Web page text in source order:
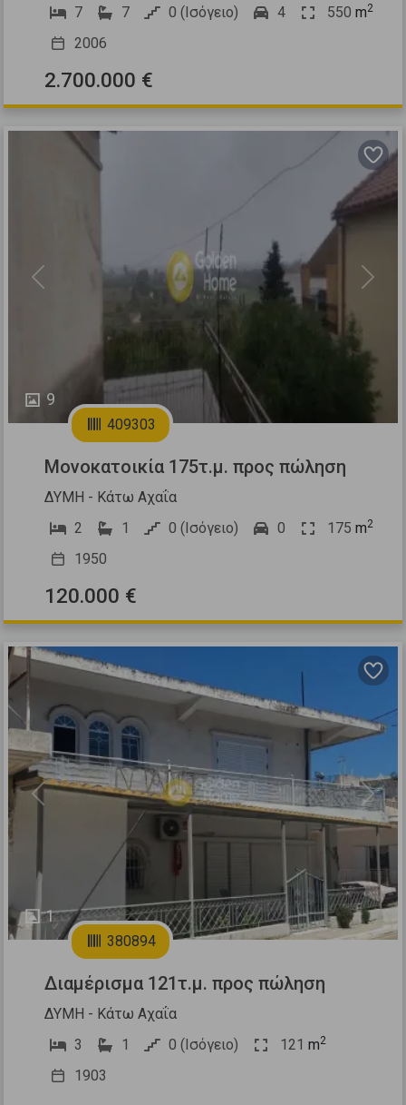
7
7 0 (Ισόγειο) 4 550 m2
2006
2.700.000 €
9
Previous Next
409303
Μονοκατοικία 175τ.μ. προς πώληση
ΔΥΜΗ - Κάτω Αχαΐα
2
1 0 (Ισόγειο) 0 175 m2
1950
120.000 €
1
Previous Next
380894
Διαμέρισμα 121τ.μ. προς πώληση
ΔΥΜΗ - Κάτω Αχαΐα
3
1 0 (Ισόγειο) 121 m2
1903